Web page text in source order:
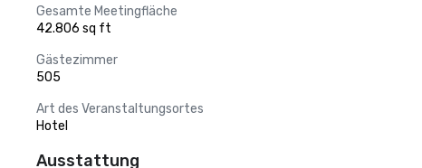
Gesamte Meetingfläche
42.806 sq ft
Gästezimmer
505
Art des Veranstaltungsortes
Hotel
Ausstattung